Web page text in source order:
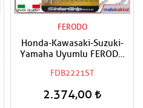
FERODO
Honda-Kawasaki-Suzuki-
Yamaha Uyumlu FERODO
FDB2221ST
2.374,00